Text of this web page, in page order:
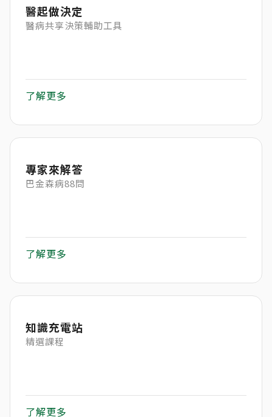
醫起做決定
醫病共享決策輔助工具
了解更多
專家來解答
巴金森病88問
了解更多
知識充電站
精選課程
了解更多